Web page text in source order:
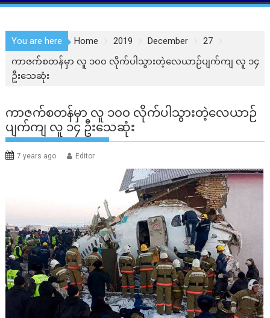
You are here Home 2019 December
27
ကာဇက်စတန်မှာ လူ ၁၀၀ လိုက်ပါသွားတဲ့လေယာဉ်ပျက်ကျ လူ ၁၄
ဦးသေဆုံး
ကာဇက်စတန်မှာ လူ ၁၀၀ လိုက်ပါသွားတဲ့လေယာဉ်
ပျက်ကျ လူ ၁၄ ဦးသေဆုံး
7 years ago Editor